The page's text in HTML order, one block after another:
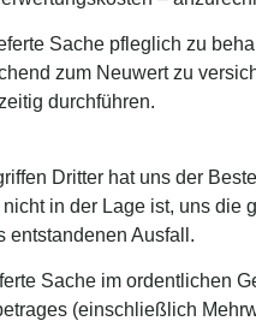
Sache pfleglich zu
zum Neuwert zu
durchführen.
Dritter hat uns der
in der Lage ist, uns
entstandenen Ausfall.
Sache im ordentlichen
(einschließlich